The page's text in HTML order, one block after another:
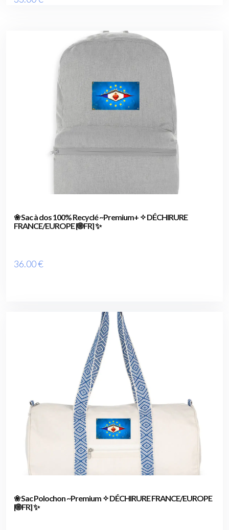
❀ Sac à dos 100% Recyclé ~Premium+ ✧ DÉCHIRURE
FRANCE/EUROPE [🌐 FR] ✨
36.00€
❀ Sac Polochon ~Premium ✧ DÉCHIRURE FRANCE/EUROPE
[🌐 FR] ✨